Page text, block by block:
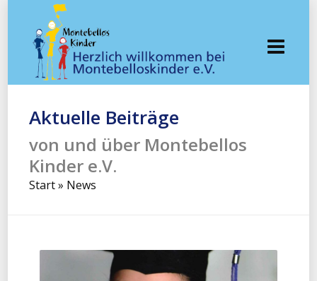
Aktuelle Beiträge
von und über Montebellos
Kinder e.V.
Start» News